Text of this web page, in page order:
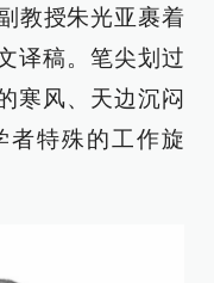
教授朱光亚裹着
译稿。笔尖划过
寒风、天边沉闷
者特殊的工作旋